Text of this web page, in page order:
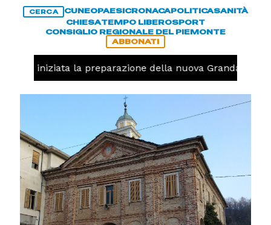
CERCA CUNEOPAESICRONACAPOLITICASANITÀ
CHIESATEMPO LIBEROSPORT
CONSIGLIO REGIONALE DEL PIEMONTE
ABBONATI
iniziata la preparazione della nuova Granda Volley